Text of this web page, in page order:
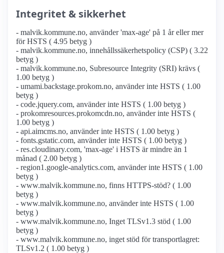
Integritet & sikkerhet
- malvik.kommune.no, använder 'max-age' på 1 år eller mer
för HSTS ( 4.95 betyg )
- malvik.kommune.no, innehållssäkerhetspolicy (CSP) ( 3.22
betyg )
- malvik.kommune.no, Subresource Integrity (SRI) krävs (
1.00 betyg )
- umami.backstage.prokom.no, använder inte HSTS ( 1.00
betyg )
- code.jquery.com, använder inte HSTS ( 1.00 betyg )
- prokomresources.prokomcdn.no, använder inte HSTS (
1.00 betyg )
- api.aimcms.no, använder inte HSTS ( 1.00 betyg )
- fonts.gstatic.com, använder inte HSTS ( 1.00 betyg )
- res.cloudinary.com, 'max-age' i HSTS är mindre än 1
månad ( 2.00 betyg )
- region1.google-analytics.com, använder inte HSTS ( 1.00
betyg )
- www.malvik.kommune.no, finns HTTPS-stöd? ( 1.00
betyg )
- www.malvik.kommune.no, använder inte HSTS ( 1.00
betyg )
- www.malvik.kommune.no, Inget TLSv1.3 stöd ( 1.00
betyg )
- www.malvik.kommune.no, inget stöd för transportlagret:
TLSv1.2 ( 1.00 betyg )